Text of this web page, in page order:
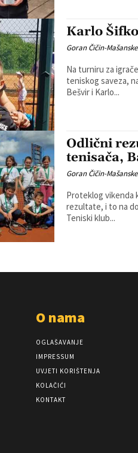
Karlo
Goran Čičin-
Na turniru za
teniskog saveza,
Bešvir i Karlo...
Odlični
tenisača,
Goran Čičin-
Proteklog vikenda
rezultate, i to na
Teniski klub...
O nama
OGLAŠAVANJE
IMPRESSUM
UVJETI KORIŠTENJA
KOLAČIĆI
KONTAKT